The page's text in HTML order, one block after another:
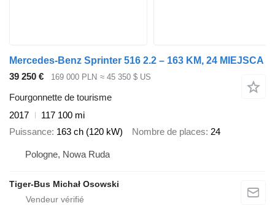
Mercedes-Benz Sprinter 516 2.2 – 163 KM, 24 MIEJSCA
39 250 €
169 000 PLN ≈ 45 350 $ US
Fourgonnette de tourisme
2017
117 100 mi
Puissance 163 ch (120 kW) Nombre de places 24
Pologne, Nowa Ruda
Tiger-Bus Michał Osowski